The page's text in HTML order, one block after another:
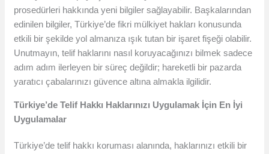
prosedürleri hakkında yeni bilgiler sağlayabilir. Başkalarından
edinilen bilgiler, Türkiye’de fikri mülkiyet hakları konusunda
etkili bir şekilde yol almanıza ışık tutan bir işaret fişeği olabilir.
Unutmayın, telif haklarını nasıl koruyacağınızı bilmek sadece
adım adım ilerleyen bir süreç değildir; hareketli bir pazarda
yaratıcı çabalarınızı güvence altına almakla ilgilidir.
Türkiye’de Telif Hakkı Haklarınızı Uygulamak İçin En İyi
Uygulamalar
Türkiye’de telif hakkı koruması alanında, haklarınızı etkili bir